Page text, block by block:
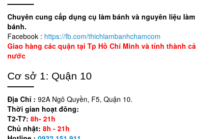
Chuyên cung cấp dụng cụ làm bánh và nguyên liệu làm
bánh.
Facebook : https://fb.com/thichlambanhchamcom
Giao hàng các quận tại Tp Hồ Chí Minh và tỉnh thành cả
nước
Cơ sở 1: Quận 10
Địa Chỉ : 92A Ngô Quyền, F5, Quận 10.
Thời gian hoạt đông:
T2-T7: 8h- 21h
Chủ nhật: 8h - 21h